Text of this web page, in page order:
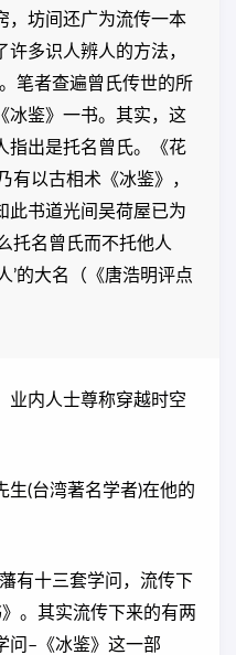
，坊间还广为流传一本
多识人辨人的方法，
笔者查遍曾氏传世的所
冰鉴》一书。其实，这
指出是托名曾氏。《花
有以古相术《冰鉴》，
此书道光间吴荷屋已为
托名曾氏而不托他人
’的大名（《唐浩明评点
业内人士尊称穿越时空
生(台湾著名学者)在他的
有十三套学问，流传下
。其实流传下来的有两
问–《冰鉴》这一部